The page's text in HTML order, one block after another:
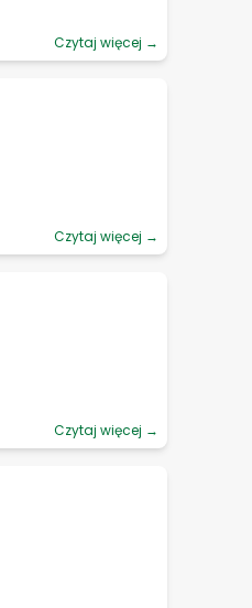
Czytaj więcej →
Czytaj więcej →
Czytaj więcej →